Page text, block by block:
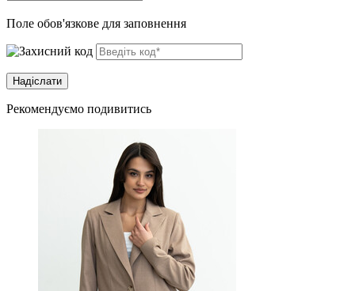
Поле обов'язкове для заповнення
Рекомендуємо подивитись